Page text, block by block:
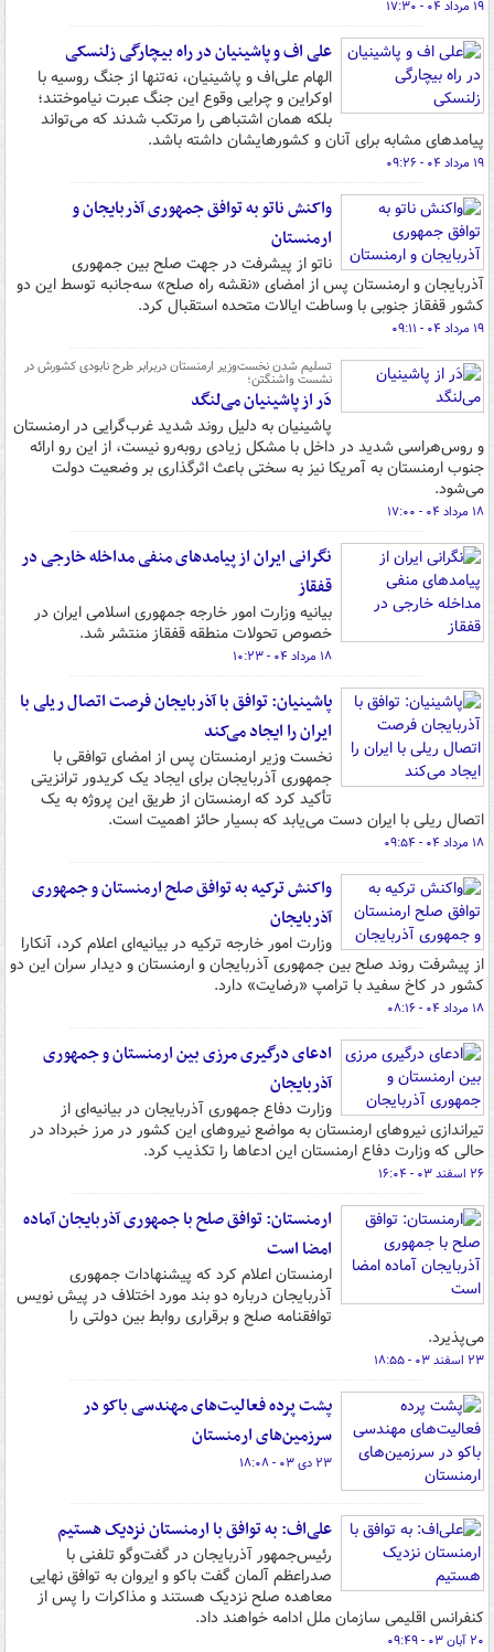
۱۹ مرداد ۰۴ - ۱۷:۳۰
علی اف و پاشینیان در راه بیچارگی زلنسکی
الهام علی‌اف و پاشینیان، نه‌تنها از جنگ روسیه با
اوکراین و چرایی وقوع این جنگ عبرت نیاموختند؛
بلکه همان اشتباهی را مرتکب شدند که می‌تواند
پیامدهای مشابه برای آنان و کشورهایشان داشته باشد.
۱۹ مرداد ۰۴ - ۰۹:۲۶
واکنش ناتو به توافق جمهوری آذربایجان و
ارمنستان
ناتو از پیشرفت در جهت صلح بین جمهوری
آذربایجان و ارمنستان پس از امضای «نقشه راه صلح» سه‌جانبه توسط این دو
کشور قفقاز جنوبی با وساطت ایالات متحده استقبال کرد.
۱۹ مرداد ۰۴ - ۰۹:۱۱
تسلیم شدن نخست‌وزیر ارمنستان دربرابر طرح نابودی کشورش در
نشست واشنگتن؛
دَر از پاشینیان می‌لنگد
پاشینیان به دلیل روند شدید غرب‌گرایی در ارمنستان
و روس‌هراسی شدید در داخل با مشکل زیادی روبه‌رو نیست، از این رو ارائه
جنوب ارمنستان به آمریکا نیز به سختی باعث اثرگذاری بر وضعیت دولت
می‌شود.
۱۸ مرداد ۰۴ - ۱۷:۰۰
نگرانی ایران از پیامدهای منفی مداخله خارجی در
قفقاز
بیانیه وزارت امور خارجه جمهوری اسلامی ایران در
خصوص تحولات منطقه قفقاز منتشر شد.
۱۸ مرداد ۰۴ - ۱۰:۲۳
پاشینیان: توافق با آذربایجان فرصت اتصال ریلی با
ایران را ایجاد می‌کند
نخست وزیر ارمنستان پس از امضای توافقی با
جمهوری آذربایجان برای ایجاد یک کریدور ترانزیتی
تأکید کرد که ارمنستان از طریق این پروژه به یک
اتصال ریلی با ایران دست می‌یابد که بسیار حائز اهمیت است.
۱۸ مرداد ۰۴ - ۰۹:۵۴
واکنش ترکیه به توافق صلح ارمنستان و جمهوری
آذربایجان
وزارت امور خارجه ترکیه در بیانیه‌ای اعلام کرد، آنکارا
از پیشرفت روند صلح بین جمهوری آذربایجان و ارمنستان و دیدار سران این دو
کشور در کاخ سفید با ترامپ «رضایت» دارد.
۱۸ مرداد ۰۴ - ۰۸:۱۶
ادعای درگیری مرزی بین ارمنستان و جمهوری
آذربایجان
وزارت دفاع جمهوری آذربایجان در بیانیه‌ای از
تیراندازی نیروهای ارمنستان به مواضع نیروهای این کشور در مرز خبرداد در
حالی که وزارت دفاع ارمنستان این ادعاها را تکذیب کرد.
۲۶ اسفند ۰۳ - ۱۶:۰۴
ارمنستان: توافق صلح با جمهوری آذربایجان آماده
امضا است
ارمنستان اعلام کرد که پیشنهادات جمهوری
آذربایجان درباره دو بند مورد اختلاف در پیش نویس
توافقنامه صلح و برقراری روابط بین دولتی را
می‌پذیرد.
۲۳ اسفند ۰۳ - ۱۸:۵۵
پشت پرده فعالیت‌های مهندسی باکو در
سرزمین‌های ارمنستان
۲۳ دی ۰۳ - ۱۸:۰۸
علی‌اف: به توافق با ارمنستان نزدیک هستیم
رئیس‌جمهور آذربایجان در گفت‌وگو تلفنی با
صدراعظم آلمان گفت باکو و ایروان به توافق نهایی
معاهده صلح نزدیک هستند و مذاکرات را پس از
کنفرانس اقلیمی سازمان ملل ادامه خواهند داد.
۲۰ آبان ۰۳ - ۰۹:۴۹